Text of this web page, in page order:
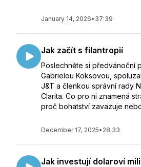
January 14, 2026• 37:39
Jak začít s filantropií
Poslechněte si předvánoční
Gabrielou Koksovou,
J&T a členkou správní rady
Clarita. Co pro ni znamená
proč bohatství zavazuje
December 17, 2025• 28:33
Jak investují dolaroví